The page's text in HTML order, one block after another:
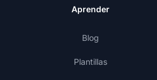
Aprender
Blog
Plantillas